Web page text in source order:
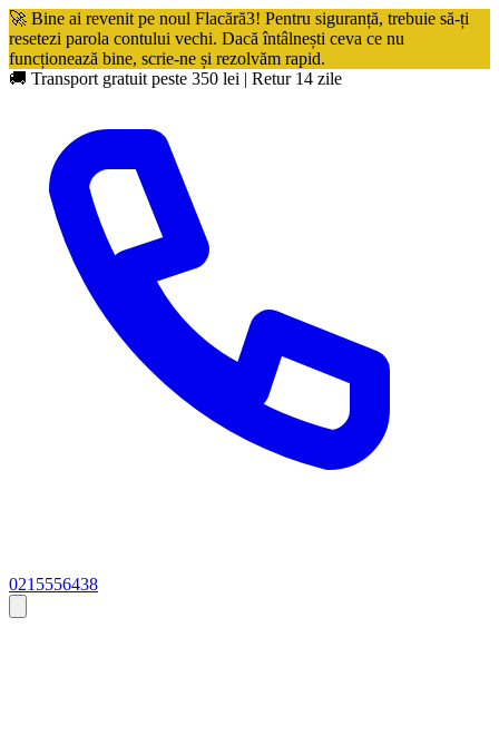
🚀 Bine ai revenit pe noul Flacără3! Pentru siguranță, trebuie să-ți
resetezi parola contului vechi. Dacă întâlnești ceva ce nu
funcționează bine, scrie-ne și rezolvăm rapid.
🚚 Transport gratuit peste 350 lei | Retur 14 zile
0215556438